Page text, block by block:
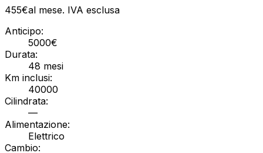
455€al mese. IVA esclusa
Anticipo:
5000€
Durata:
48 mesi
Km inclusi:
40000
Cilindrata:
—
Alimentazione:
Elettrico
Cambio: